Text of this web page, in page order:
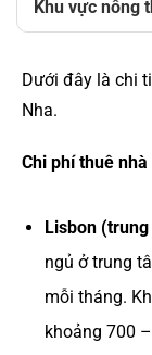
Khu vực nông
Dưới đây là chi
Nha.
Chi phí thuê nhà
Lisbon
ngủ ở trung
mỗi tháng.
khoảng 700